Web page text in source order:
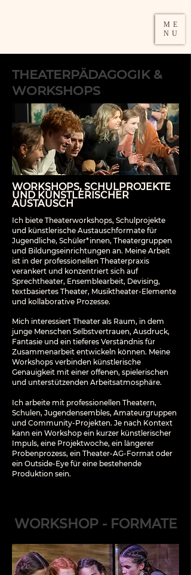
ME
NU
THEATERPÄDAGOGIK &
WORKSHOPS
WORKSHOPS, SCHULPROJEKTE
UND KÜNSTLERISCHER
AUSTAUSCH
Ich biete Theaterworkshops, Schulprojekte
und künstlerische Austauschformate für
Jugendliche, Schüler*innen, Theatergruppen
und Bildungseinrichtungen an. Meine Arbeit
ist in der professionellen Theaterpraxis
verankert und konzentriert sich auf
Sprechtheater, Ensemblearbeit, Devising,
textbasiertes Theater, Musiktheater-Elemente
und kollaborative Prozesse.
Mich interessiert Theater als Raum, in dem
junge Menschen Selbstvertrauen, Ausdruck,
Fantasie und ein tieferes Verständnis für
Zusammenarbeit entwickeln können. Meine
Workshops verbinden künstlerische
Genauigkeit mit einer offenen, spielerischen
und unterstützenden Arbeitsatmosphäre.
Ich arbeite mit professionellen Theatern,
Schulen, Jugendensembles, Amateurgruppen
und Community-Projekten. Je nach Kontext
kann ein Workshop ein kurzer künstlerischer
Impuls, eine Projektwoche, ein längerer
Probenprozess, ein Theater-AG-Format oder
ein Outside-Eye für eine bestehende
Produktion sein.
WORKSHOP - FORMATE